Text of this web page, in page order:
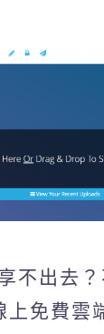
不出去
免費雲